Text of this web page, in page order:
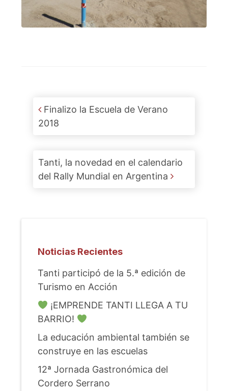
Post navigation
Finalizo la Escuela de Verano
2018
Tanti, la novedad en el calendario
del Rally Mundial en Argentina
Noticias Recientes
Tanti participó de la 5.ª edición de
Turismo en Acción
¡EMPRENDE TANTI LLEGA A TU
BARRIO!
La educación ambiental también se
construye en las escuelas
12ª Jornada Gastronómica del
Cordero Serrano